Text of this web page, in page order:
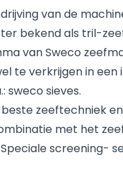
van de
bekend als tril-
van Sweco
te verkrijgen in
sweco sieves.
zeeftechniek
met het
screening-